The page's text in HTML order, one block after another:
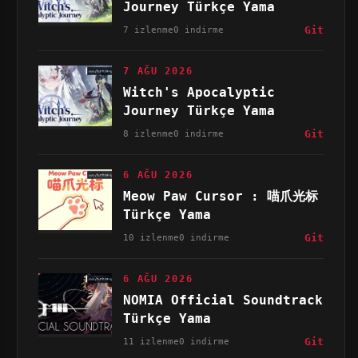
Journey Türkçe Yama
7 izlenme0 indirme Git
7 AĞU 2026
Witch's Apocalyptic
Journey Türkçe Yama
8 izlenme0 indirme Git
6 AĞU 2026
Meow Paw Cursor : 喵爪光标
Türkçe Yama
10 izlenme0 indirme Git
6 AĞU 2026
NOMIA Official Soundtrack
Türkçe Yama
11 izlenme0 indirme Git